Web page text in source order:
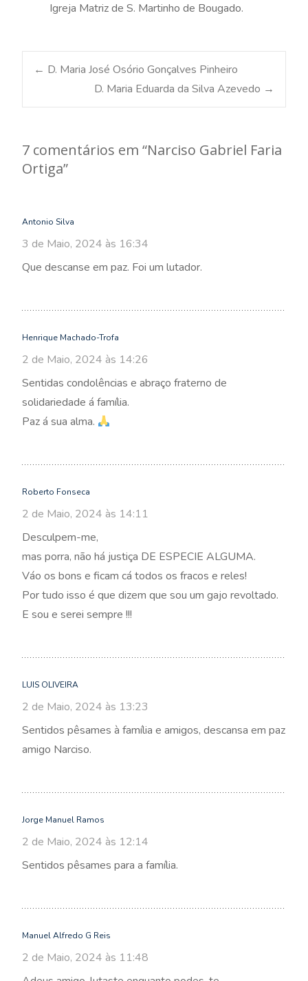
Igreja Matriz de S. Martinho de Bougado.
Post
← D. Maria José Osório Gonçalves Pinheiro
D. Maria Eduarda da Silva Azevedo →
7 comentários em “Narciso Gabriel Faria
Ortiga”
Antonio Silva
3 de Maio, 2024 às 16:34
Que descanse em paz. Foi um lutador.
Henrique Machado-Trofa
2 de Maio, 2024 às 14:26
Sentidas condolências e abraço fraterno de
solidariedade á família.
Paz á sua alma.
Roberto Fonseca
2 de Maio, 2024 às 14:11
Desculpem-me,
mas porra, não há justiça DE ESPECIE ALGUMA.
Váo os bons e ficam cá todos os fracos e reles!
Por tudo isso é que dizem que sou um gajo revoltado.
E sou e serei sempre !!!
LUIS OLIVEIRA
2 de Maio, 2024 às 13:23
Sentidos pêsames à família e amigos, descansa em paz
amigo Narciso.
Jorge Manuel Ramos
2 de Maio, 2024 às 12:14
Sentidos pêsames para a família.
Manuel Alfredo G Reis
2 de Maio, 2024 às 11:48